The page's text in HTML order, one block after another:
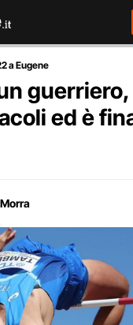
a Eugene
ed è